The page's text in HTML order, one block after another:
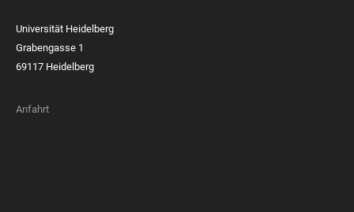
Universität Heidelberg
Grabengasse 1
69117 Heidelberg
Anfahrt